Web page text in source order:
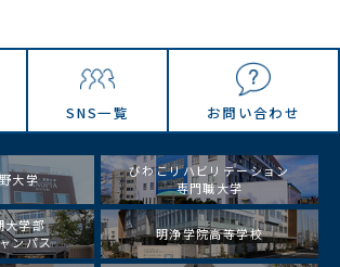
SNS一覧 お問い合わせ
大学
びわこリハビリテーション
専門職大学
大学部
ンパス
明浄学院高等学校